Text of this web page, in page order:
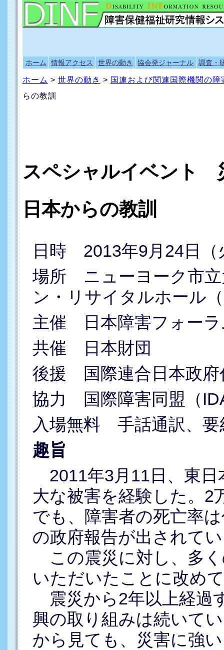
ホーム 情報アクセス 世界の動き 協会発ジャーナル 調査・
ホーム > 世界の動き > 国連および関連国際機関の
らの教訓
スペシャルイベント
日本からの教訓
日時 2013年9月24日（
場所 ニューヨーク市
ン・リサイタルホール
主催 日本障害フォーラ
共催 日本財団
後援 国際連合日本政府
協力 国際障害同盟（
入場無料 手話通訳、要
趣旨
2011年3月11日、東日
大な被害を経験した。2
でも、障害者の死亡率
の政府報告が出されて
この震災に対し、多
いただいたことに改め
震災から2年以上経過
興の取り組みは続いて
から見ても、災害に強